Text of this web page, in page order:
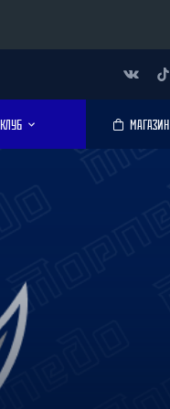
КЛУБ МАГАЗИН